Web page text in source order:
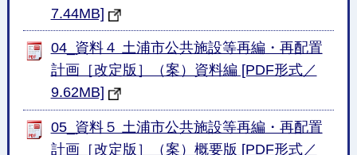
7.44MB]
04_資料４ 土浦市公共施設等再編・再配置
計画［改定版］（案）資料編 [PDF形式／
9.62MB]
05_資料５ 土浦市公共施設等再編・再配置
計画［改定版］（案）概要版 [PDF形式／